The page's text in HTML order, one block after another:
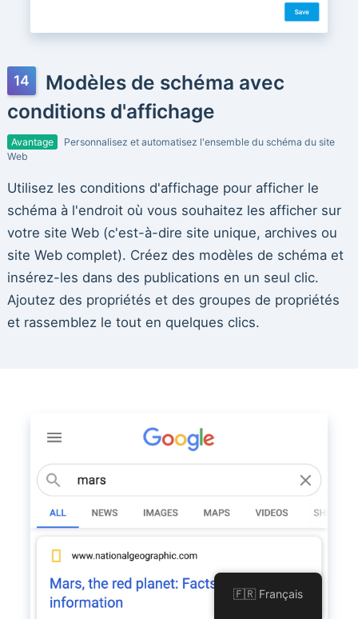
Modèles de schéma avec
conditions d'affichage
Avantage
Personnalisez et automatisez l'ensemble du schéma du site
Web
Utilisez les conditions d'affichage pour afficher le
schéma à l'endroit où vous souhaitez les afficher sur
votre site Web (c'est-à-dire site unique, archives ou
site Web complet). Créez des modèles de schéma et
insérez-les dans des publications en un seul clic.
Ajoutez des propriétés et des groupes de propriétés
et rassemblez le tout en quelques clics.
🇫🇷 Français